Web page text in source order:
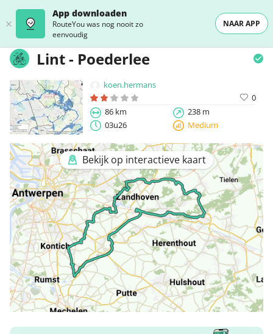
App downloaden
RouteYou was nog nooit zo
eenvoudig
NAAR APP
Lint - Poederlee
koen.hermans
0
86 km
238 m
03u26
Medium
Bekijk op interactieve kaart